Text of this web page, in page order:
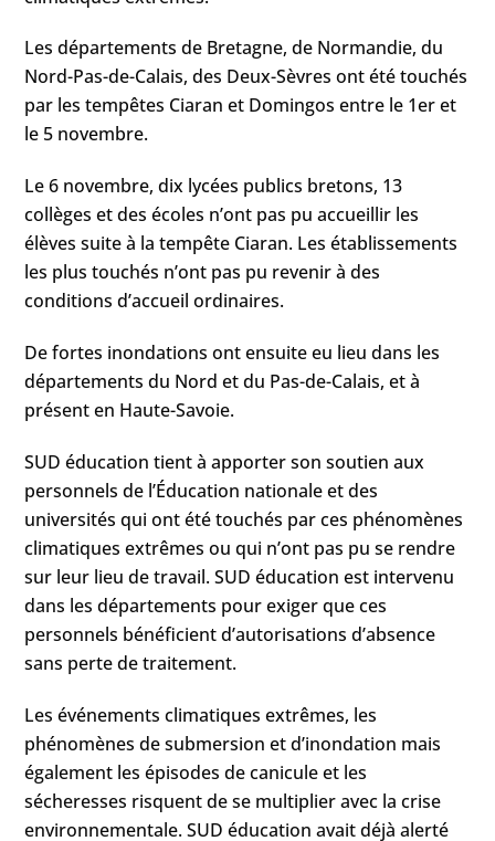
Les départements de Bretagne, de Normandie, du
Nord-Pas-de-Calais, des Deux-Sèvres ont été touchés
par les tempêtes Ciaran et Domingos entre le 1er et
le 5 novembre.
Le 6 novembre, dix lycées publics bretons, 13
collèges et des écoles n’ont pas pu accueillir les
élèves suite à la tempête Ciaran. Les établissements
les plus touchés n’ont pas pu revenir à des
conditions d’accueil ordinaires.
De fortes inondations ont ensuite eu lieu dans les
départements du Nord et du Pas-de-Calais, et à
présent en Haute-Savoie.
SUD éducation tient à apporter son soutien aux
personnels de l’Éducation nationale et des
universités qui ont été touchés par ces phénomènes
climatiques extrêmes ou qui n’ont pas pu se rendre
sur leur lieu de travail. SUD éducation est intervenu
dans les départements pour exiger que ces
personnels bénéficient d’autorisations d’absence
sans perte de traitement.
Les événements climatiques extrêmes, les
phénomènes de submersion et d’inondation mais
également les épisodes de canicule et les
sécheresses risquent de se multiplier avec la crise
environnementale. SUD éducation avait déjà alerté